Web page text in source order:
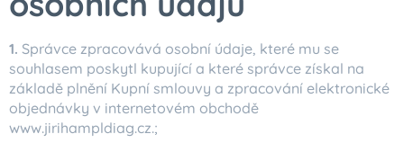
1. Správce zpracovává osobní údaje, které mu se
souhlasem poskytl kupující a které správce získal na
základě plnění Kupní smlouvy a zpracování elektronické
objednávky v internetovém obchodě
www.jirihampldiag.cz.;